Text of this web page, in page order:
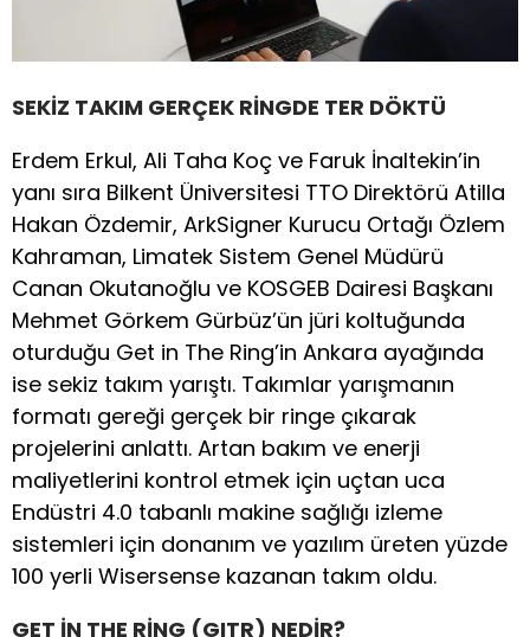
SEKİZ TAKIM GERÇEK RİNGDE TER DÖKTÜ
Erdem Erkul, Ali Taha Koç ve Faruk İnaltekin’in
yanı sıra Bilkent Üniversitesi TTO Direktörü Atilla
Hakan Özdemir, ArkSigner Kurucu Ortağı Özlem
Kahraman, Limatek Sistem Genel Müdürü
Canan Okutanoğlu ve KOSGEB Dairesi Başkanı
Mehmet Görkem Gürbüz’ün jüri koltuğunda
oturduğu Get in The Ring’in Ankara ayağında
ise sekiz takım yarıştı. Takımlar yarışmanın
formatı gereği gerçek bir ringe çıkarak
projelerini anlattı. Artan bakım ve enerji
maliyetlerini kontrol etmek için uçtan uca
Endüstri 4.0 tabanlı makine sağlığı izleme
sistemleri için donanım ve yazılım üreten yüzde
100 yerli Wisersense kazanan takım oldu.
GET İN THE RİNG (GITR) NEDİR?